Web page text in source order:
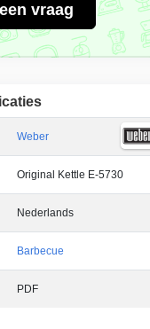
vraag
Weber
Original Kettle E-5730
Nederlands
Barbecue
PDF